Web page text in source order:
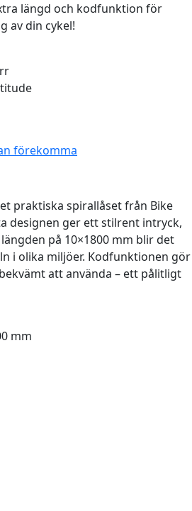
längd och kodfunktion för
av din cykel!
förekomma
praktiska spirallåset från Bike
designen ger ett stilrent intryck,
på 10×1800 mm blir det
i olika miljöer. Kodfunktionen gör
att använda – ett pålitligt
mm